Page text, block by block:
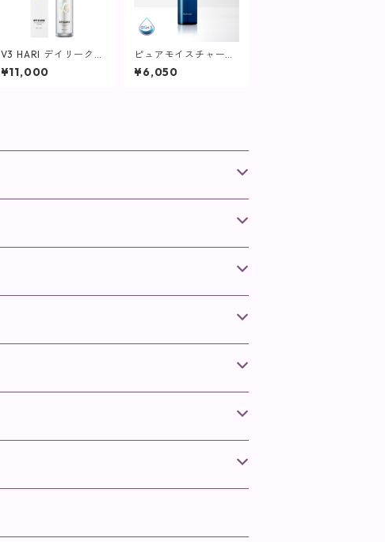
V3 HARI デイリークリ
ーム / 50ml【SPICAR
E】
¥11,000
ピュアモイスチャーウ
ォーター / 150mL【化
粧水/さっぱりタイ
¥6,050